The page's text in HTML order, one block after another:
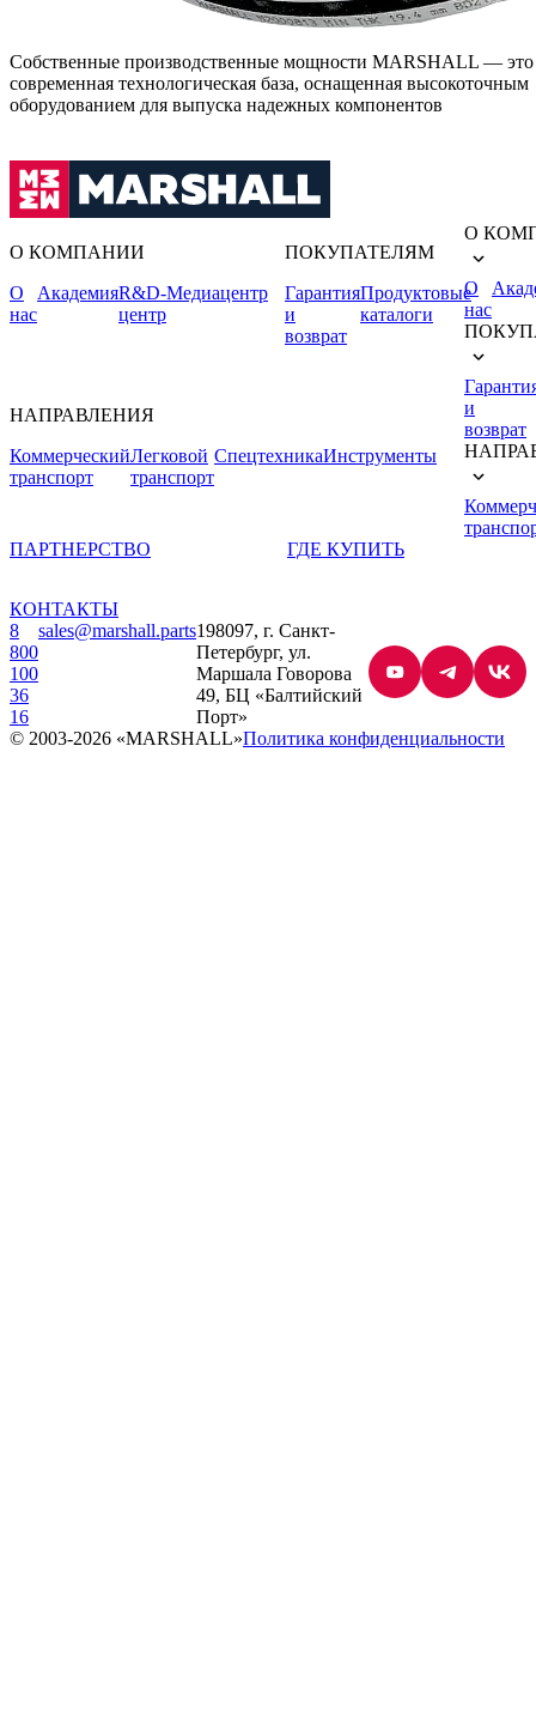
Собственные производственные мощности MARSHALL — это
современная технологическая база, оснащенная высокоточным
оборудованием для выпуска надежных компонентов
О КОМПАНИИ
О
нас
АкадемияR&D-
центр
Медиацентр
ПОКУПАТЕЛЯМ
Гарантия
и
возврат
Продуктовые
каталоги
НАПРАВЛЕНИЯ
Коммерческий
транспорт
Легковой
транспорт
СпецтехникаИнструменты
О
О
нас
и
возврат
ПАРТНЕРСТВО
ГДЕ КУПИТЬ
КОНТАКТЫ
8
800
100
36
16
sales@marshall.parts198097, г. Санкт-
Петербург, ул.
Маршала Говорова
49, БЦ «Балтийский
Порт»
© 2003-2026 «MARSHALL»Политика конфиденциальности